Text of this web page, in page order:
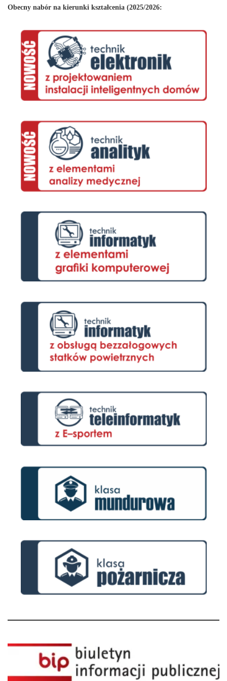
Obecny nabór na kierunki kształcenia (2025/2026: